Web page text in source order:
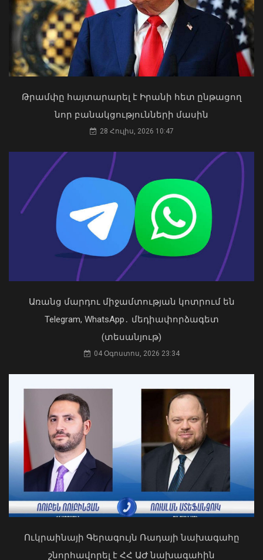
Օգոստոսի 16-ին «Երազ Այգի»-ում
փառատոնը
08 Օգոստոս, 2026 22:41
բացել կայուն և անդառնալի
խաղաղության համար. Հրվ.
Կովկասում ԵՄ հատուկ
ներկայացուցիչ
08 Օգոստոս, 2026 22:11
«Ուժեղ Հայաստան»-ը դեմ է
քվեարկելու ԱԺ նախագահի
պաշտոնում Ռուբեն Ռուբինյանի
03 Օգոստոս, 2026 13:13
Դուք 5 տարի ինձնից փախած եք ման
եկել. Կոնջորյանը՝ «Հայաստան»
դաշինքի պատգամավորներին
04 Օգոստոս, 2026 15:53
Թրամփը հայտարարել է Իրանի հետ ընթացող
նոր բանակցությունների մասին
28 Հուլիս, 2026 10:47
Առանց մարդու միջամտության կոտրում են
Telegram, WhatsApp․ մեդիափորձագետ
(տեսանյութ)
04 Օգոստոս, 2026 23:34
Ուկրաինայի Գերագույն Ռադայի նախագահը
շնորհավորել է ՀՀ ԱԺ նախագահին